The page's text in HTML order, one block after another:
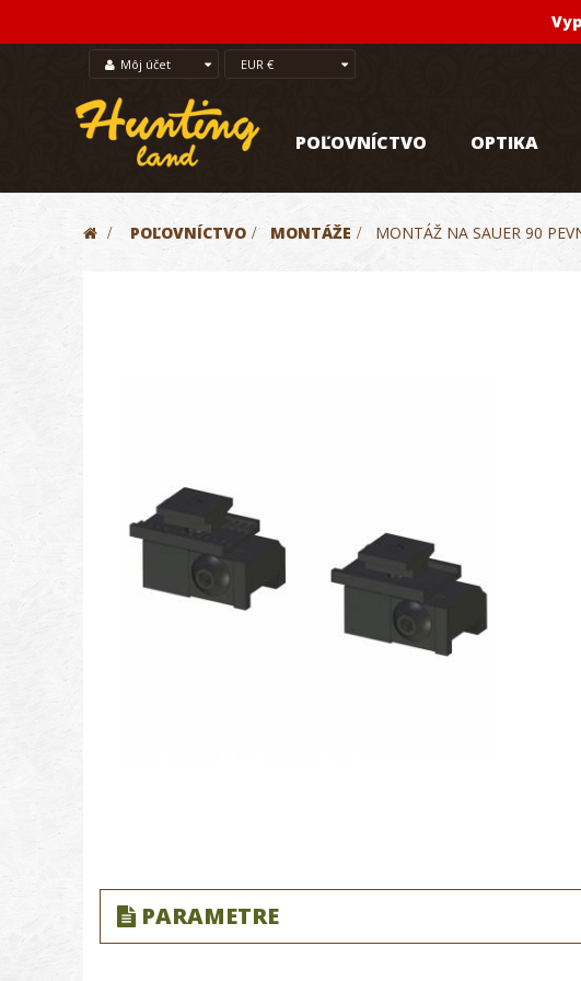
Môj účet EUR €
POĽOVNÍCTVO OPTIKA
> POĽOVNÍCTVO > MONTÁŽE > MONTÁŽ NA SAUER 90
PARAMETRE